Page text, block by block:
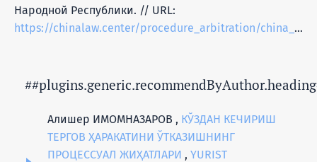
Народной Республики. // URL:
https://chinalaw.center/procedure_arbitration/china_criminal_procedure_law_revised_2012_russian;
Алишер ИМОМНАЗАРОВ , КЎЗДАН КЕЧИРИШ
ТЕРГОВ ҲАРАКАТИНИ ЎТКАЗИШНИНГ
ПРОЦЕССУАЛ ЖИҲАТЛАРИ , YURIST